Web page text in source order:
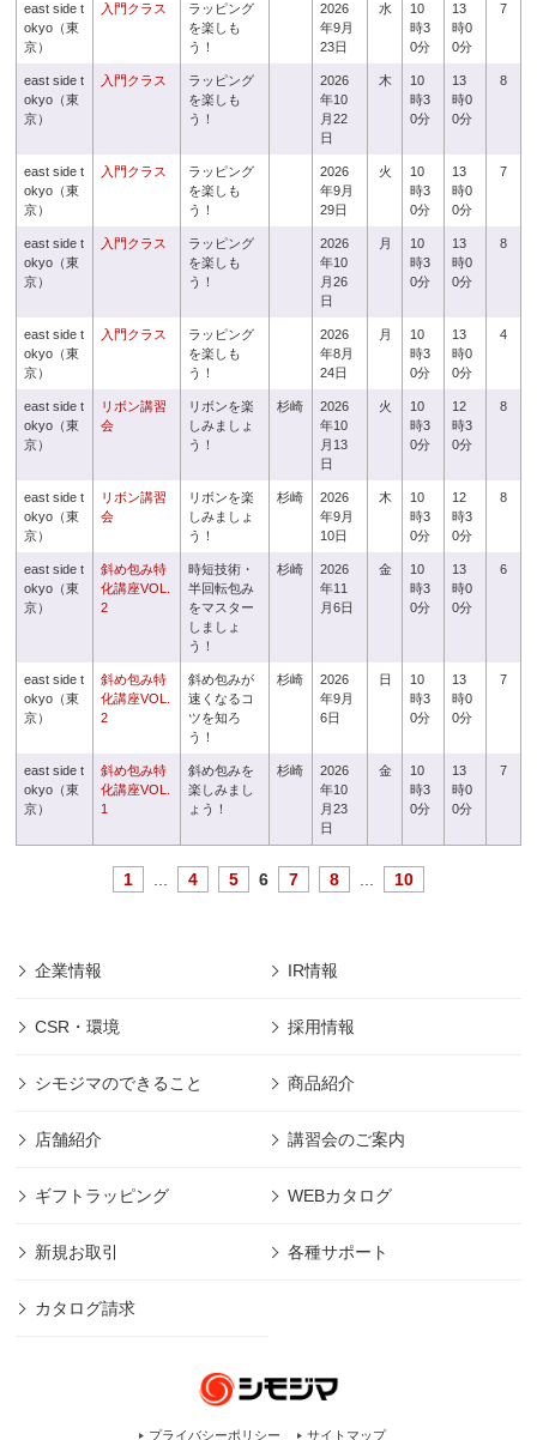
east side t
okyo（東
京）
入門クラス
ラッピング
を楽しも
う！
2026
年9月
23日
水
10
時3
0分
13
時0
0分
7
east side t
okyo（東
京）
入門クラス
ラッピング
を楽しも
う！
2026
年10
月22
日
木
10
時3
0分
13
時0
0分
8
east side t
okyo（東
京）
入門クラス
ラッピング
を楽しも
う！
2026
年9月
29日
火
10
時3
0分
13
時0
0分
7
east side t
okyo（東
京）
入門クラス
ラッピング
を楽しも
う！
2026
年10
月26
日
月
10
時3
0分
13
時0
0分
8
east side t
okyo（東
京）
入門クラス
ラッピング
を楽しも
う！
2026
年8月
24日
月
10
時3
0分
13
時0
0分
4
east side t
okyo（東
京）
リボン講習
会
リボンを楽
しみましょ
う！
杉崎
2026
年10
月13
日
火
10
時3
0分
12
時3
0分
8
east side t
okyo（東
京）
リボン講習
会
リボンを楽
しみましょ
う！
杉崎
2026
年9月
10日
木
10
時3
0分
12
時3
0分
8
east side t
okyo（東
京）
斜め包み特
化講座VOL.
2
時短技術・
半回転包み
をマスター
しましょ
う！
杉崎
2026
年11
月6日
金
10
時3
0分
13
時0
0分
6
east side t
okyo（東
京）
斜め包み特
化講座VOL.
2
斜め包みが
速くなるコ
ツを知ろ
う！
杉崎
2026
年9月
6日
日
10
時3
0分
13
時0
0分
7
east side t
okyo（東
京）
斜め包み特
化講座VOL.
1
斜め包みを
楽しみまし
ょう！
杉崎
2026
年10
月23
日
金
10
時3
0分
13
時0
0分
7
1 4 5 6 7 8 10
企業情報 IR情報
CSR・環境 採用情報
シモジマのできること 商品紹介
店舗紹介 講習会のご案内
ギフトラッピング WEBカタログ
新規お取引 各種サポート
カタログ請求
プライバシーポリシー サイトマップ